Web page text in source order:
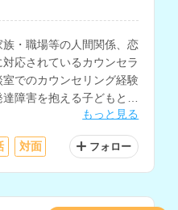
・職場等の人間関係、恋
応されているカウンセラ
でのカウンセリング経験
障害を抱える子どもとそ
もっと見る
対面 フォロー